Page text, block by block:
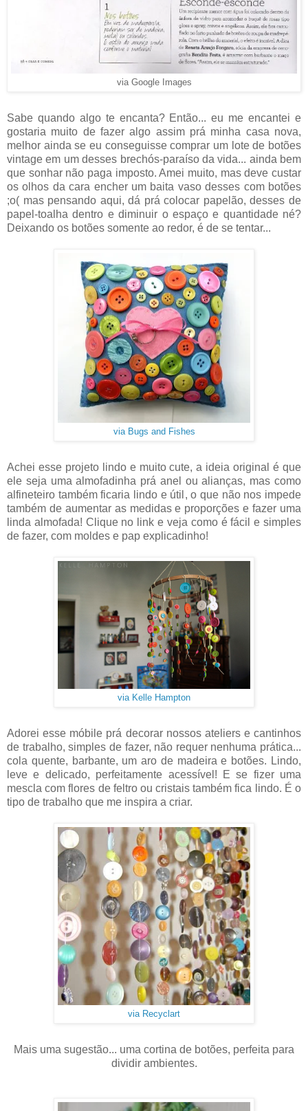
via Google Images
Sabe quando algo te encanta? Então... eu me encantei e
gostaria muito de fazer algo assim prá minha casa nova,
melhor ainda se eu conseguisse comprar um lote de botões
vintage em um desses brechós-paraíso da vida... ainda bem
que sonhar não paga imposto. Amei muito, mas deve custar
os olhos da cara encher um baita vaso desses com botões
;o( mas pensando aqui, dá prá colocar papelão, desses de
papel-toalha dentro e diminuir o espaço e quantidade né?
Deixando os botões somente ao redor, é de se tentar...
via Bugs and Fishes
Achei esse projeto lindo e muito cute, a ideia original é que
ele seja uma almofadinha prá anel ou alianças, mas como
alfineteiro também ficaria lindo e útil, o que não nos impede
também de aumentar as medidas e proporções e fazer uma
linda almofada! Clique no link e veja como é fácil e simples
de fazer, com moldes e pap explicadinho!
via Kelle Hampton
Adorei esse móbile prá decorar nossos ateliers e cantinhos
de trabalho, simples de fazer, não requer nenhuma prática...
cola quente, barbante, um aro de madeira e botões. Lindo,
leve e delicado, perfeitamente acessível! E se fizer uma
mescla com flores de feltro ou cristais também fica lindo. É o
tipo de trabalho que me inspira a criar.
via Recyclart
Mais uma sugestão... uma cortina de botões, perfeita para
dividir ambientes.